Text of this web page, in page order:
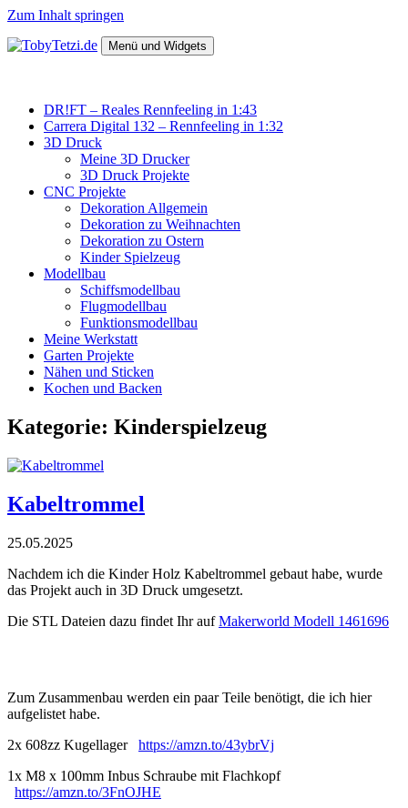
Zum Inhalt springen
Menü und Widgets
DR!FT – Reales Rennfeeling in 1:43
Carrera Digital 132 – Rennfeeling in 1:32
3D Druck
Meine 3D Drucker
3D Druck Projekte
CNC Projekte
Dekoration Allgemein
Dekoration zu Weihnachten
Dekoration zu Ostern
Kinder Spielzeug
Modellbau
Schiffsmodellbau
Flugmodellbau
Funktionsmodellbau
Meine Werkstatt
Garten Projekte
Nähen und Sticken
Kochen und Backen
Kategorie: Kinderspielzeug
Kabeltrommel
25.05.2025
Nachdem ich die Kinder Holz Kabeltrommel gebaut habe, wurde
das Projekt auch in 3D Druck umgesetzt.
Die STL Dateien dazu findet Ihr aufMakerworld Modell 1461696
Zum Zusammenbau werden ein paar Teile benötigt, die ich hier
aufgelistet habe.
2x 608zz Kugellager https://amzn.to/43ybrVj
1x M8 x 100mm Inbus Schraube mit Flachkopf
https://amzn.to/3FnOJHE